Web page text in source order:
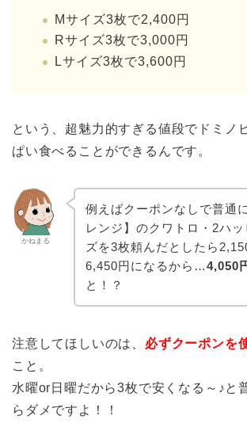
Mサイズ3枚で2,400円
Rサイズ3枚で3,000円
Lサイズ3枚で3,600円
という、超魅力的すぎる値段でドミノ
ぱい食べることができるんです。
かねまる
例えばクーポンなしで普通
レンジ】のクワトロ・2ハ
ズを3枚頼んだとしたら
6,450円になるから…4,050
と！？
注意してほしいのは、 必ずクーポンを
こと。
水曜or日曜だから3枚で安くなる～♪と
らダメですよ！！